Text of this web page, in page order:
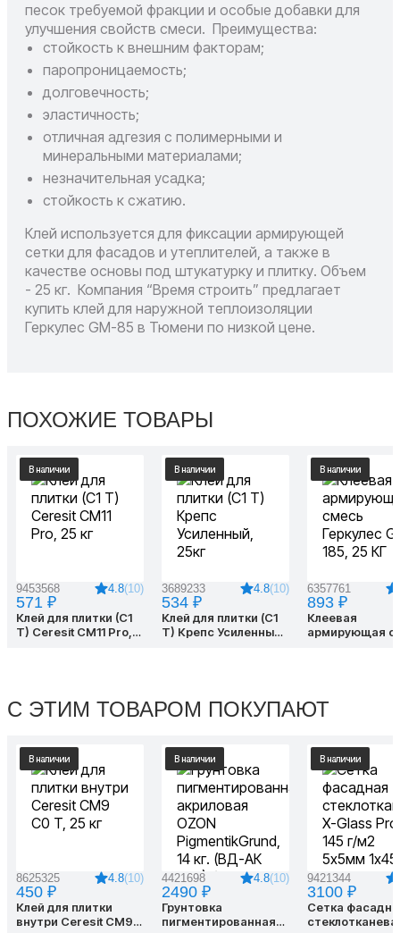
песок требуемой фракции и особые добавки для
улучшения свойств смеси. Преимущества:
стойкость к внешним факторам;
паропроницаемость;
долговечность;
эластичность;
отличная адгезия с полимерными и
минеральными материалами;
незначительная усадка;
стойкость к сжатию.
Клей используется для фиксации армирующей
сетки для фасадов и утеплителей, а также в
качестве основы под штукатурку и плитку. Объем
- 25 кг. Компания “Время строить” предлагает
купить клей для наружной теплоизоляции
Геркулес GM-85 в Тюмени по низкой цене.
ПОХОЖИЕ ТОВАРЫ
В наличии
9453568 4.8(10)
571 ₽
Клей для плитки (C1
T) Ceresit CM11 Pro,
В наличии
3689233 4.8(10)
534 ₽
Клей для плитки (С1
T) Крепс Усиленный,
В наличии
6357761
893 ₽
Клеевая
армирующая
С ЭТИМ ТОВАРОМ ПОКУПАЮТ
В наличии
8625325 4.8(10)
450 ₽
Клей для плитки
внутри Ceresit CM9
В наличии
4421698 4.8(10)
2490 ₽
Грунтовка
пигментированная
В наличии
9421344
3100 ₽
Сетка